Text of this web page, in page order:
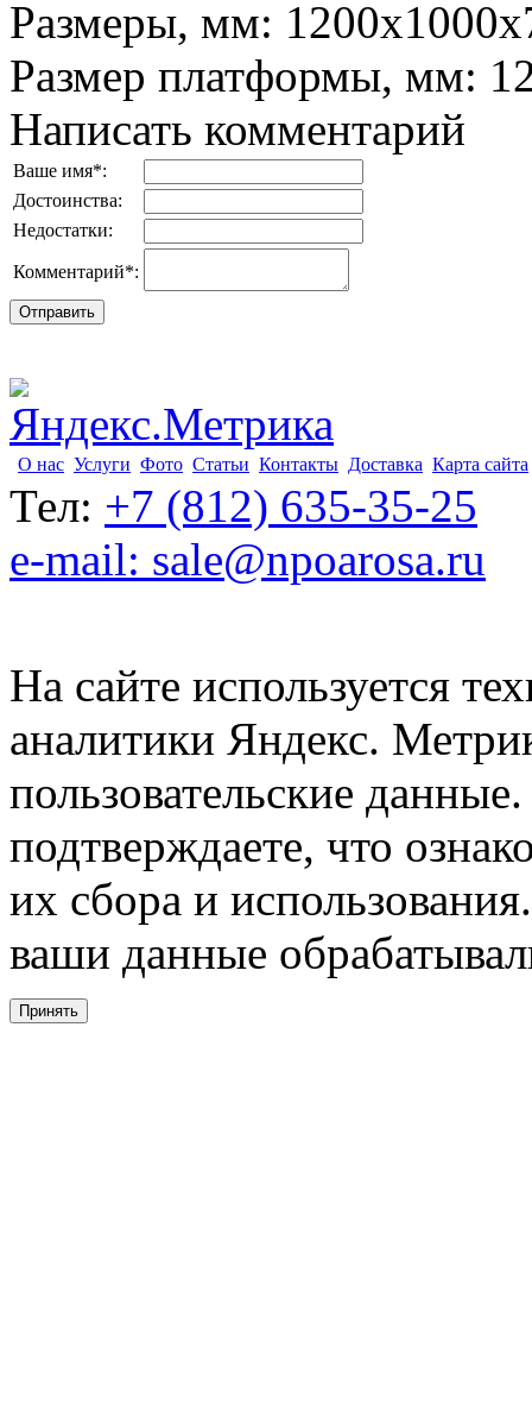
Размеры, мм:
Размер платформы, мм:
Написать комментарий
Ваше имя*:
Достоинства:
Недостатки:
Комментарий*:
О нас Услуги Фото Статьи Контакты Доставка Карта сайта
Тел: +7 (812) 635-35-25
e-mail: sale@npoarosa.ru
На сайте используется
аналитики Яндекс.
пользовательские
подтверждаете, что
их сбора и
ваши данные
Принять